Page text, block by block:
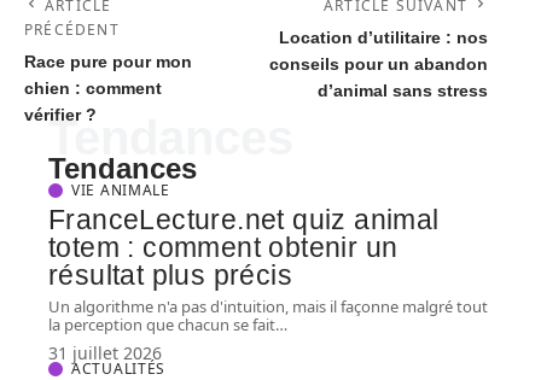
ARTICLE
PRÉCÉDENT
Race pure pour mon
chien : comment
vérifier ?
ARTICLE SUIVANT
Location d’utilitaire : nos
conseils pour un abandon
d’animal sans stress
Tendances
Tendances
VIE ANIMALE
FranceLecture.net quiz animal
totem : comment obtenir un
résultat plus précis
Un algorithme n'a pas d'intuition, mais il façonne malgré tout
la perception que chacun se fait…
31 juillet 2026
ACTUALITÉS